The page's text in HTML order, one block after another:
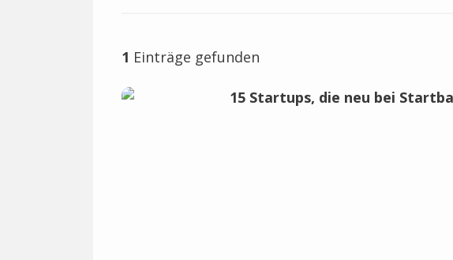
1 Einträge gefunden